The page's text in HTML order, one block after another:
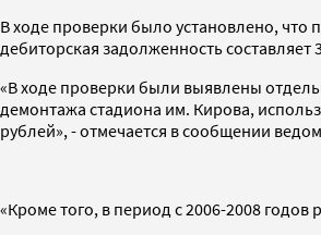
В ходе проверки было установлено, что
дебиторская задолженность составляет
«В ходе проверки были выявлены
демонтажа стадиона им. Кирова,
рублей», - отмечается в сообщении
«Кроме того, в период с 2006-2008